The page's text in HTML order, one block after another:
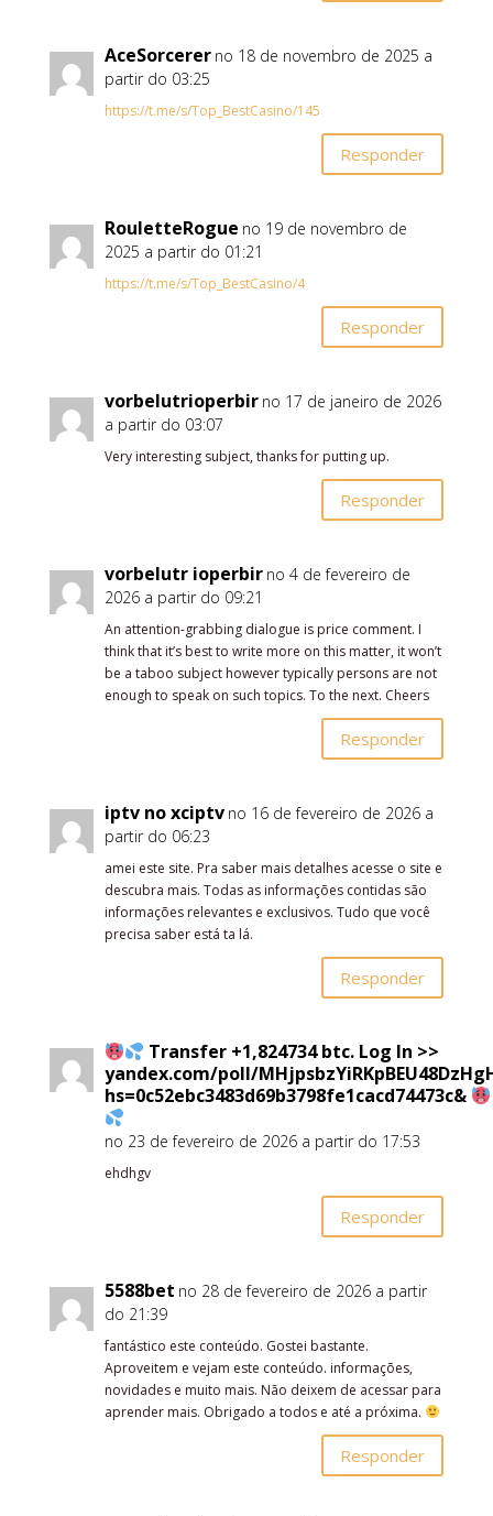
AceSorcerer no 18 de novembro de 2025 a
partir do 03:25
https://t.me/s/Top_BestCasino/145
Responder
RouletteRogue no 19 de novembro de
2025 a partir do 01:21
https://t.me/s/Top_BestCasino/4
Responder
vorbelutrioperbir no 17 de janeiro de 2026
a partir do 03:07
Very interesting subject, thanks for putting up.
Responder
vorbelutr ioperbir no 4 de fevereiro de
2026 a partir do 09:21
An attention-grabbing dialogue is price comment. I
think that it’s best to write more on this matter, it won’t
be a taboo subject however typically persons are not
enough to speak on such topics. To the next. Cheers
Responder
iptv no xciptv no 16 de fevereiro de 2026 a
partir do 06:23
amei este site. Pra saber mais detalhes acesse o site e
descubra mais. Todas as informações contidas são
informações relevantes e exclusivos. Tudo que você
precisa saber está ta lá.
Responder
Transfer +1,824734 btc. Log In >>
yandex.com/poll/
hs=0c52ebc3483d69b3798fe1cacd74473c&
no 23 de fevereiro de 2026 a partir do 17:53
ehdhgv
Responder
5588bet no 28 de fevereiro de 2026 a partir
do 21:39
fantástico este conteúdo. Gostei bastante.
Aproveitem e vejam este conteúdo. informações,
novidades e muito mais. Não deixem de acessar para
aprender mais. Obrigado a todos e até a próxima.
Responder